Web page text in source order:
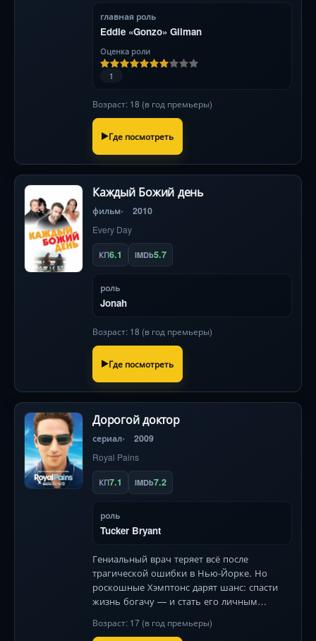
главная роль
Eddie «Gonzo» Gilman
Оценка роли
1
Возраст: 18 (в год премьеры)
Где посмотреть
Каждый Божий день
фильм 2010
Every Day
КП6.1 IMDb5.7
роль
Jonah
Возраст: 18 (в год премьеры)
Где посмотреть
Дорогой доктор
сериал 2009
Royal Pains
КП7.1 IMDb7.2
роль
Tucker Bryant
Гениальный врач теряет всё после
трагической ошибки в Нью-Йорке. Но
роскошные Хэмптонс дарят шанс: спасти
жизнь богачу — и стать его личным
прошлое...
Возраст: 17 (в год премьеры)